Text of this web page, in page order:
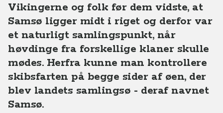
Vikingerne og folk før dem vidste, at
Samsø ligger midt i riget og derfor var
et naturligt samlingspunkt, når
høvdinge fra forskellige klaner skulle
mødes. Herfra kunne man kontrollere
skibsfarten på begge sider af øen, der
blev landets samlingsø - deraf navnet
Samsø.